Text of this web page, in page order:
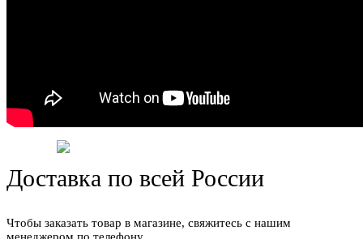
Доставка по всей России
Чтобы заказать товар в магазине, свяжитесь с нашим